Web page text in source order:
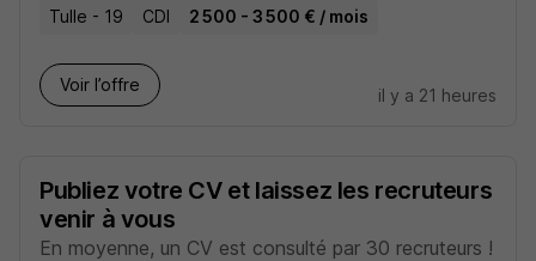
Tulle - 19 CDI 2 500 - 3 500 € / mois
Voir l’offre
il y a 21 heures
Publiez votre CV et laissez les recruteurs
venir à vous
En moyenne, un CV est consulté par 30 recruteurs !